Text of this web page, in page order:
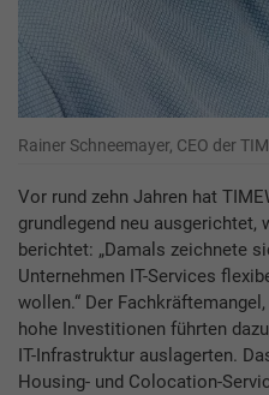
Rainer Schneemayer, CEO der
Vor rund zehn Jahren hat
grundlegend neu ausgerichtet,
berichtet: „Damals zeichnete
Unternehmen IT-Services
wollen.“ Der
hohe Investitionen führten
IT-Infrastruktur auslagerten.
Housing- und Colocation-